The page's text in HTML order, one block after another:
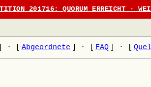
201716: QUORUM ERREICHT ·
· Abgeordnete · FAQ ·